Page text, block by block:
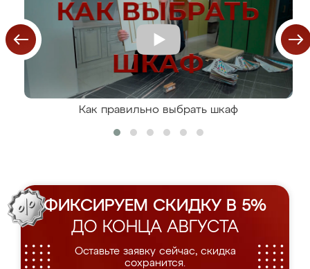
Как правильно выбрать шкаф
ФИКСИРУЕМ СКИДКУ В 5%
ДО КОНЦА АВГУСТА
Оставьте заявку сейчас, скидка
сохранится.